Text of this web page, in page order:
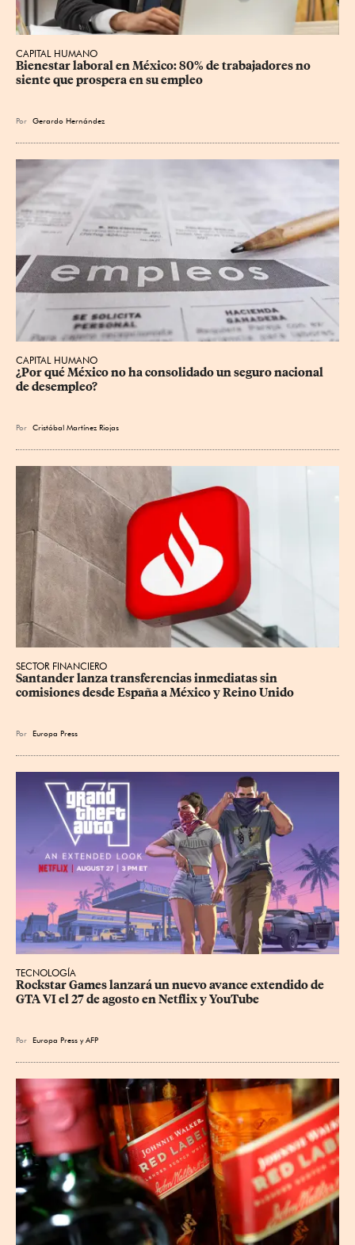
CAPITAL HUMANO
Bienestar laboral en México: 80% de trabajadores no
siente que prospera en su empleo
Por Gerardo Hernández
CAPITAL HUMANO
¿Por qué México no ha consolidado un seguro nacional
de desempleo?
Por Cristóbal Martínez Riojas
SECTOR FINANCIERO
Santander lanza transferencias inmediatas sin
comisiones desde España a México y Reino Unido
Por Europa Press
TECNOLOGÍA
Rockstar Games lanzará un nuevo avance extendido de
GTA VI el 27 de agosto en Netflix y YouTube
Por Europa Press yAFP